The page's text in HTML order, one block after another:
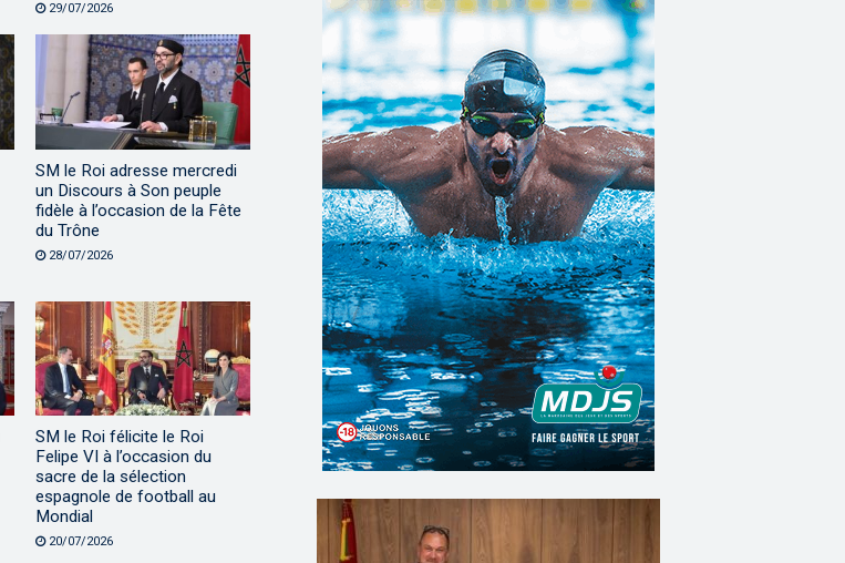
29/07/2026
SM le Roi adresse mercredi
un Discours à Son peuple
fidèle à l’occasion de la Fête
du Trône
28/07/2026
SM le Roi félicite le Roi
Felipe VI à l’occasion du
sacre de la sélection
espagnole de football au
Mondial
20/07/2026